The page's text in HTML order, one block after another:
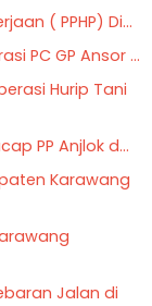
( PPHP) Di...
PC GP Ansor ...
Hurip Tani
PP Anjlok d...
Karawang
Jalan di